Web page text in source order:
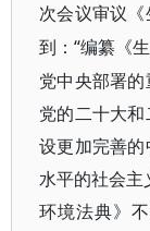
次会议审议
到：“编纂《
党中央部署
党的二十大
设更加完善
水平的社会主
环境法典》